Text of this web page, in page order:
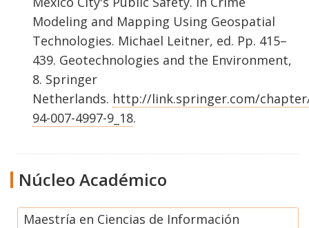
Modeling and Mapping Using Geospatial
Technologies. Michael Leitner, ed. Pp. 415–
439. Geotechnologies and the Environment,
8. Springer
Netherlands. http://link.springer.com/
94-007-4997-9_18.
Núcleo Académico
Maestría en Ciencias de Información